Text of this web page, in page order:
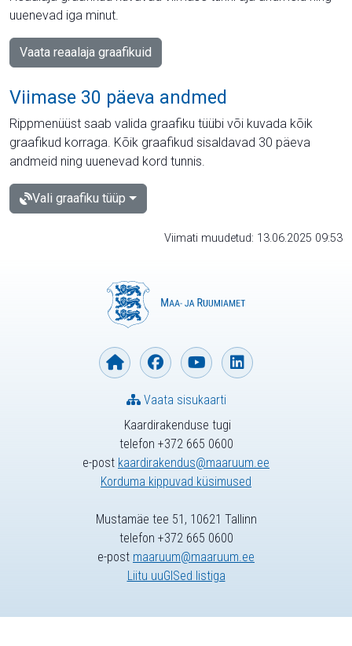
uuenevad iga minut.
Vaata reaalaja graafikuid
Viimase 30 päeva andmed
Rippmenüüst saab valida graafiku tüübi või kuvada kõik
graafikud korraga. Kõik graafikud sisaldavad 30 päeva
andmeid ning uuenevad kord tunnis.
Vali graafiku tüüp
Viimati muudetud: 13.06.2025 09:53
Kaardirakenduse tugi
telefon +372 665 0600
e-post kaardirakendus@maaruum.ee
Korduma kippuvad küsimused
Vaata sisukaarti
Mustamäe tee 51, 10621 Tallinn
telefon +372 665 0600
e-post maaruum@maaruum.ee
Liitu uuGISed listiga